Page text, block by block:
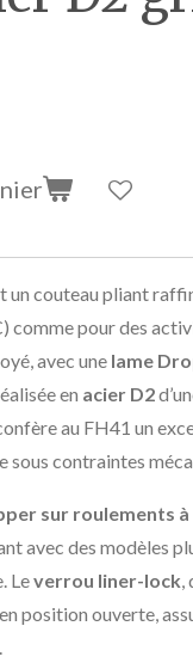
un couteau pliant
comme pour des
avec une lame
en acier D2
au FH41 un
contraintes
sur roulements à
avec des modèles
Leverrou liner-lock
position ouverte,